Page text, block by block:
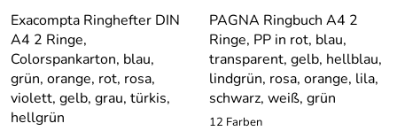
Exacompta Ringhefter DIN
A4 2 Ringe,
Colorspankarton, blau,
grün, orange, rot, rosa,
violett, gelb, grau, türkis,
hellgrün
PAGNA Ringbuch A4 2
Ringe, PP in rot, blau,
transparent, gelb, hellblau,
lindgrün, rosa, orange, lila,
schwarz, weiß, grün
12 Farben